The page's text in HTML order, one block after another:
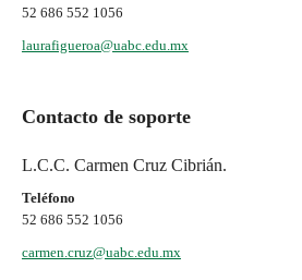
52 686 552 1056
laurafigueroa@uabc.edu.mx
Contacto de soporte
L.C.C. Carmen Cruz Cibrián.
Teléfono
52 686 552 1056
carmen.cruz@uabc.edu.mx